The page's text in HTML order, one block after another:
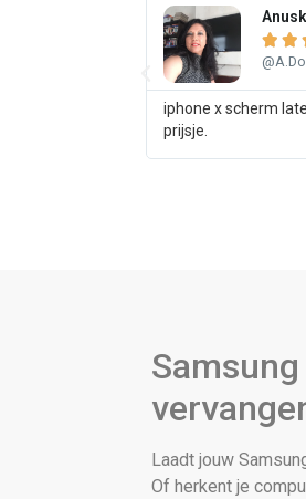
 
iphone x scherm
prijsje.
Laadt jouw
Of herkent je